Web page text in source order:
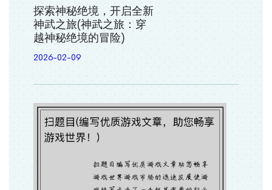
探索神秘绝境，开启全新
神武之旅(神武之旅：穿
越神秘绝境的冒险)
2026-02-09